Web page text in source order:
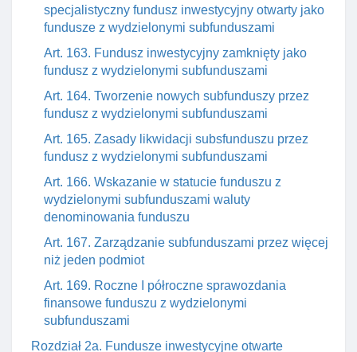
specjalistyczny fundusz inwestycyjny otwarty jako
fundusze z wydzielonymi subfunduszami
Art. 163. Fundusz inwestycyjny zamknięty jako
fundusz z wydzielonymi subfunduszami
Art. 164. Tworzenie nowych subfunduszy przez
fundusz z wydzielonymi subfunduszami
Art. 165. Zasady likwidacji subsfunduszu przez
fundusz z wydzielonymi subfunduszami
Art. 166. Wskazanie w statucie funduszu z
wydzielonymi subfunduszami waluty
denominowania funduszu
Art. 167. Zarządzanie subfunduszami przez więcej
niż jeden podmiot
Art. 169. Roczne I półroczne sprawozdania
finansowe funduszu z wydzielonymi
subfunduszami
Rozdział 2a. Fundusze inwestycyjne otwarte